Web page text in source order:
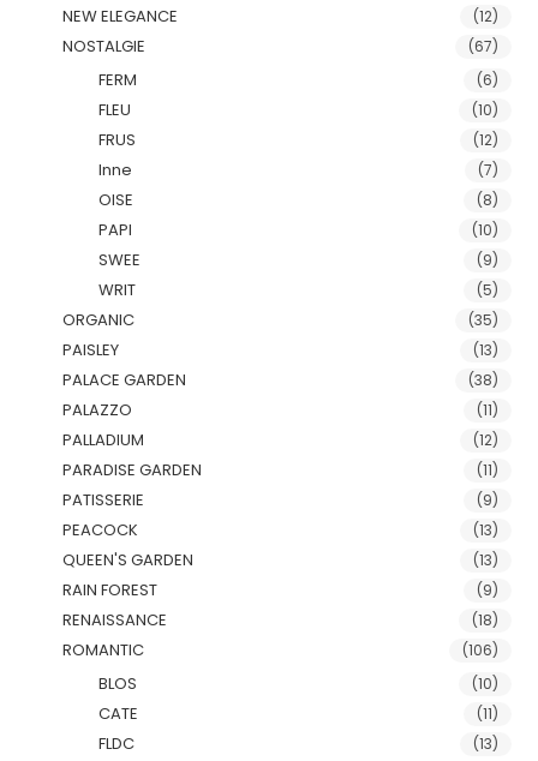
NEW ELEGANCE (12)
NOSTALGIE (67)
FERM (6)
FLEU (10)
FRUS (12)
Inne (7)
OISE (8)
PAPI (10)
SWEE (9)
WRIT (5)
ORGANIC (35)
PAISLEY (13)
PALACE GARDEN (38)
PALAZZO (11)
PALLADIUM (12)
PARADISE GARDEN (11)
PATISSERIE (9)
PEACOCK (13)
QUEEN'S GARDEN (13)
RAIN FOREST (9)
RENAISSANCE (18)
ROMANTIC (106)
BLOS (10)
CATE (11)
FLDC (13)